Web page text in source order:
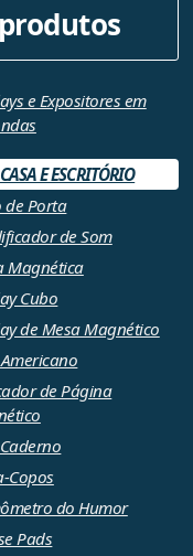
e Expositores em
CASA E ESCRITÓRIO
de Porta
de Som
Magnética
Cubo
de Mesa Magnético
Americano
de Página
Copos
do Humor
Pads